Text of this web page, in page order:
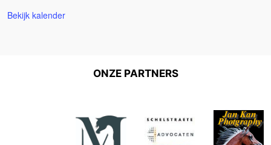
Bekijk kalender
ONZE PARTNERS